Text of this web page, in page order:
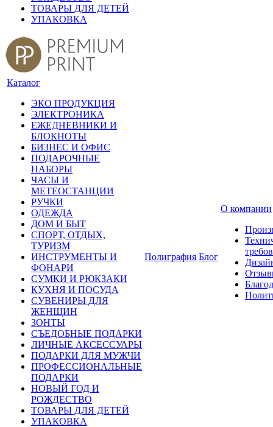
ТОВАРЫ ДЛЯ ДЕТЕЙ
УПАКОВКА
Каталог
ЭКО ПРОДУКЦИЯ
ЭЛЕКТРОНИКА
ЕЖЕДНЕВНИКИ И
БЛОКНОТЫ
БИЗНЕС И ОФИС
ПОДАРОЧНЫЕ
НАБОРЫ
ЧАСЫ И
МЕТЕОСТАНЦИИ
РУЧКИ
ОДЕЖДА
ДОМ И БЫТ
СПОРТ, ОТДЫХ,
ТУРИЗМ
ИНСТРУМЕНТЫ И
ФОНАРИ
СУМКИ И РЮКЗАКИ
КУХНЯ И ПОСУДА
СУВЕНИРЫ ДЛЯ
ЖЕНЩИН
ЗОНТЫ
СЪЕДОБНЫЕ ПОДАРКИ
ЛИЧНЫЕ АКСЕССУАРЫ
ПОДАРКИ ДЛЯ МУЖЧИ
ПРОФЕССИОНАЛЬНЫЕ
ПОДАРКИ
НОВЫЙ ГОД И
РОЖДЕСТВО
ТОВАРЫ ДЛЯ ДЕТЕЙ
УПАКОВКА
Полиграфия Блог
О компании